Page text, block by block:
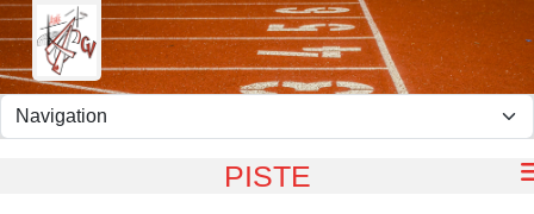
PISTE
Panneau de gestion des cookies